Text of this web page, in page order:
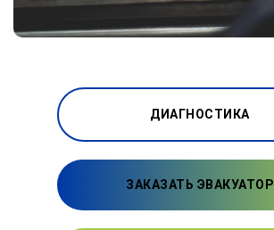
ДИАГНОСТИКА
ЗАКАЗАТЬ ЭВАКУАТОР